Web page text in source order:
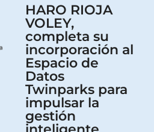
HARO RIOJA
VOLEY,
completa su
incorporación al
Espacio de
Datos
Twinparks para
impulsar la
gestión